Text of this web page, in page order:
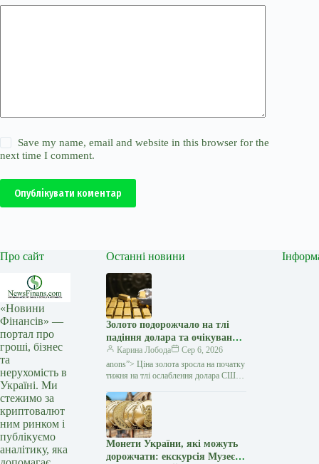
Save my name, email and website in this browser for the
next time I comment.
Опублікувати коментар
Про сайт
«Новини
Фінансів» —
портал про
гроші, бізнес
та
нерухомість в
Україні. Ми
стежимо за
криптовалют
ним ринком і
публікуємо
аналітику, яка
Останні новини
Золото подорожчало на тлі
падіння долара та очікувань
переговорів США з Іраном —
Мінфін
Карина Лобода
Сер 6, 2026
anons”> Ціна золота зросла на початку
тижня на тлі ослаблення долара США
витка інфляції. Як повідомляє Reuters,
ринок…
Монети України, які можуть
дорожчати: екскурсія Музеєм